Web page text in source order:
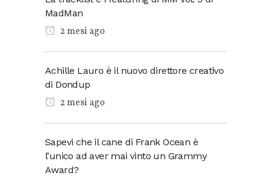
MadMan
2 mesi ago
Achille Lauro è il nuovo direttore creativo
di Dondup
2 mesi ago
Sapevi che il cane di Frank Ocean è
l’unico ad aver mai vinto un Grammy
Award?